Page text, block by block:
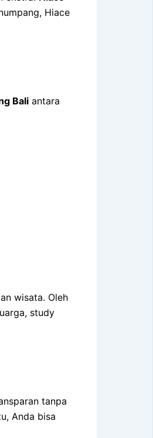
Hiace
Bali antara
wisata. Oleh
study
tanpa
Anda bisa